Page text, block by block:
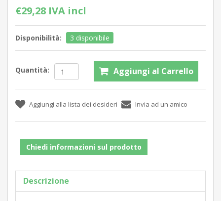
€29,28 IVA incl
Disponibilità: 3 disponibile
Quantità:
Chiedi informazioni sul prodotto
Descrizione